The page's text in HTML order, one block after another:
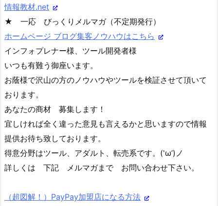
情報教材.net
★ 一応 びっくりメルマガ（不定期発行）
ホームページ ブログ集客ノウハウはこちら
インフォプレナー様、ツール開発者様
いつも有難う御座います。
お蔭様で沢山の方のノウハウやツールを検証させて頂いて
おります。
あなたの商材 募集します！
宜しければ全く違った意見も言えるかと思いますので情報
提供お待ち致しております。
得意分野はツール、アダルト、転売系です。('ω’)ノ
詳しくは 下記 メルマガまで お問い合わせ下さい。
（超図解！）PayPay加盟店になる方法